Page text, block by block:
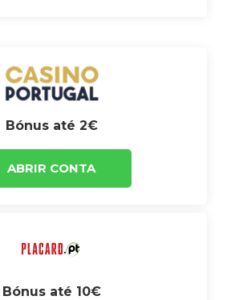
Bónus até 2€
ABRIR CONTA
Bónus até 10€